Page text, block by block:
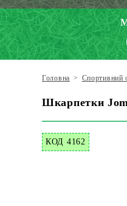
Головна > Спортивний
Шкарпетки
КОД 4162